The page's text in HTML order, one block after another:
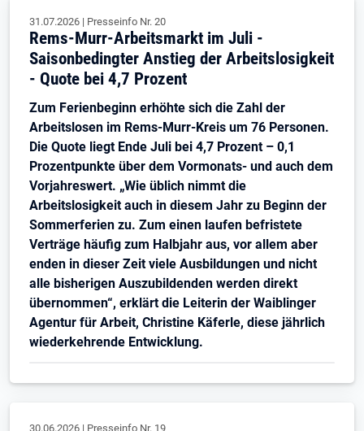
31.07.2026 | Presseinfo Nr. 20
Rems-Murr-Arbeitsmarkt im Juli -
Saisonbedingter Anstieg der Arbeitslosigkeit
- Quote bei 4,7 Prozent
Zum Ferienbeginn erhöhte sich die Zahl der
Arbeitslosen im Rems-Murr-Kreis um 76 Personen.
Die Quote liegt Ende Juli bei 4,7 Prozent – 0,1
Prozentpunkte über dem Vormonats- und auch dem
Vorjahreswert. „Wie üblich nimmt die
Arbeitslosigkeit auch in diesem Jahr zu Beginn der
Sommerferien zu. Zum einen laufen befristete
Verträge häufig zum Halbjahr aus, vor allem aber
enden in dieser Zeit viele Ausbildungen und nicht
alle bisherigen Auszubildenden werden direkt
übernommen“, erklärt die Leiterin der Waiblinger
Agentur für Arbeit, Christine Käferle, diese jährlich
wiederkehrende Entwicklung.
30.06.2026 | Presseinfo Nr. 19